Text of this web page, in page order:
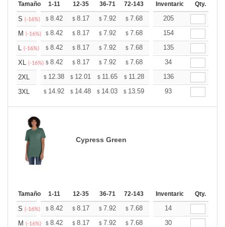
Tamaño 1-11 12-35 36-71 72-143 144-287 288 +
Inventario Qty.
S (-16%) $ 8.42 $ 8.17 $ 7.92 $ 7.68 7.43
205
M (-16%) $ 8.42 $ 8.17 $ 7.92 $ 7.68 7.43
154
L (-16%) $ 8.42 $ 8.17 $ 7.92 $ 7.68 7.43
135
XL (-16%) $ 8.42 $ 8.17 $ 7.92 $ 7.68 7.43
34
2XL
$ 12.38 $ 12.01 $ 11.65 $ 11.28 10.91
136
3XL
$ 14.92 $ 14.48 $ 14.03 $ 13.59 13.15
93
Cypress Green
Tamaño 1-11 12-35 36-71 72-143 144-287 288 +
Inventario Qty.
S (-16%) $ 8.42 $ 8.17 $ 7.92 $ 7.68 7.43
14
M (-16%) $ 8.42 $ 8.17 $ 7.92 $ 7.68 7.43
30